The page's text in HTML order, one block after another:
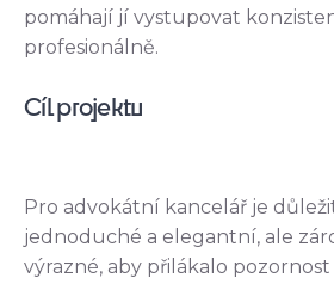
pomáhají jí vystupovat
profesionálně.
Cíl projektu
Pro advokátní kancelář je
jednoduché a elegantní, ale
výrazné, aby přilákalo